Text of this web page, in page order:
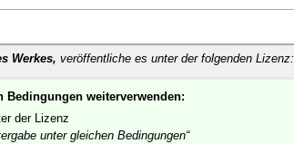
Werkes, veröffentliche es unter der folgenden Lizenz:
Bedingungen weiterverwenden:
der Lizenz
unter gleichen Bedingungen“